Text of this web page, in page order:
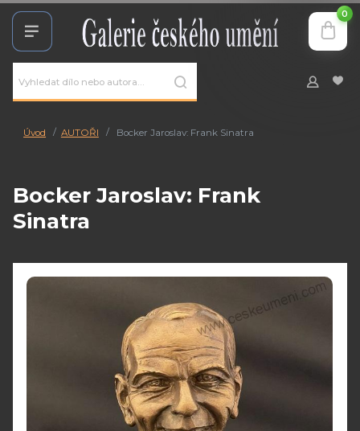
0
Úvod AUTOŘI Bocker Jaroslav: Frank Sinatra
Bocker Jaroslav: Frank
Sinatra